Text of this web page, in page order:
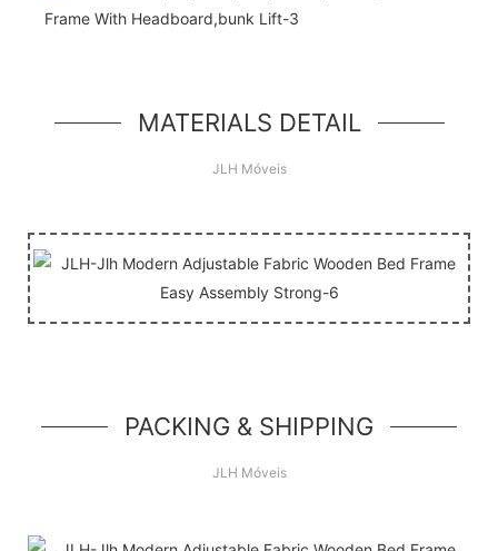
Olá, mundo!
MATERIALS DETAIL
JLH Móveis
PACKING & SHIPPING
JLH Móveis